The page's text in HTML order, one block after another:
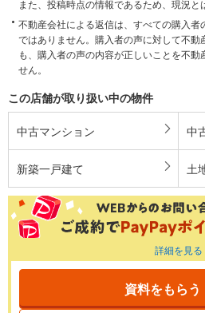
また、投稿時点の情報であるため、現況と
不動産会社による返信は、すべての購入
ではありません。購入者の声に対して不
も、購入者の声の内容が正しいことを不
せん。
この店舗が取り扱い中の物件
中古マンション 中
新築一戸建て 土
詳細を見る
資料をもらう